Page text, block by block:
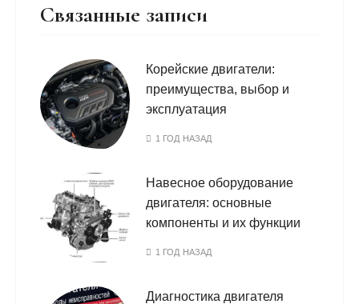
Связанные записи
Корейские двигатели:
преимущества, выбор и
эксплуатация
1 ГОД НАЗАД
Навесное оборудование
двигателя: основные
компоненты и их функции
1 ГОД НАЗАД
Диагностика двигателя